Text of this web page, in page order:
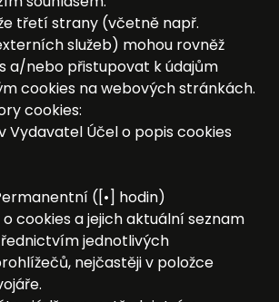
třetí strany (včetně např.
služeb) mohou rovněž
a/nebo přistupovat k údajům
cookies na webových stránkách.
cookies:
Vydavatel Účel o popis cookies
([•] hodin)
cookies a jejich aktuální seznam
jednotlivých
nejčastěji v položce